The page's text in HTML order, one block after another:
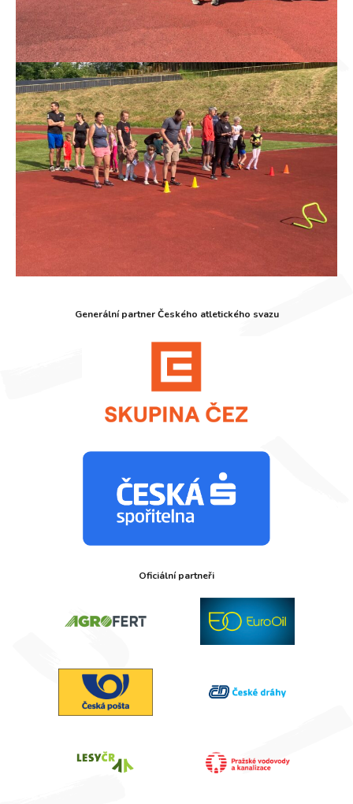
Generální partner Českého atletického svazu
Oficiální partneři